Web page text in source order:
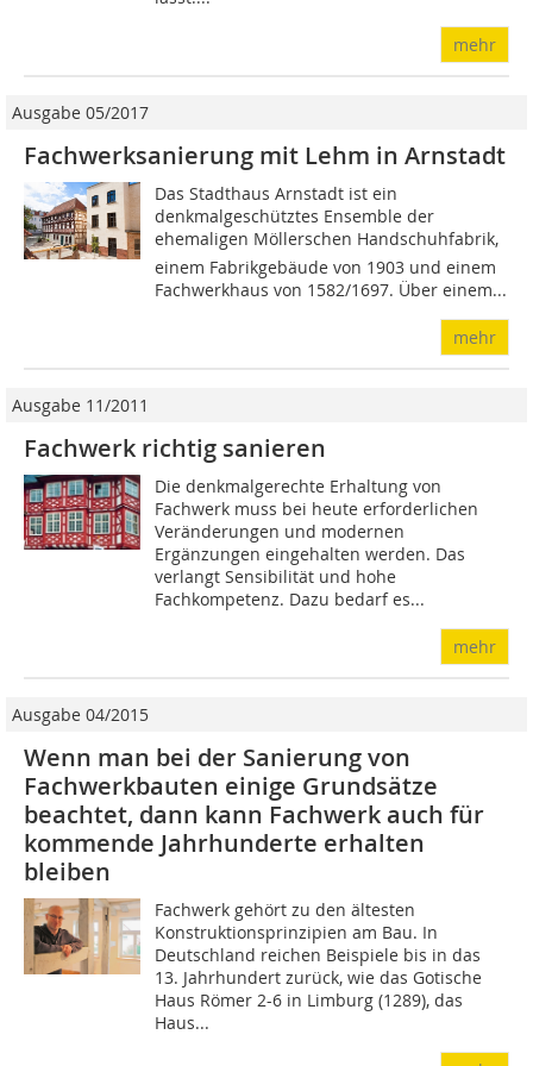
mehr
Ausgabe 05/2017
Fachwerksanierung mit Lehm in Arnstadt
Das Stadthaus Arnstadt ist ein
denkmalgeschütztes Ensemble der
ehemaligen Möllerschen Handschuhfabrik,
einem Fabrikgebäude von 1903 und einem
Fachwerkhaus von 1582/1697. Über einem...
mehr
Ausgabe 11/2011
Fachwerk richtig sanieren
Die denkmalgerechte Erhaltung von
Fachwerk muss bei heute erforderlichen
Veränderungen und modernen
Ergänzungen eingehalten werden. Das
verlangt Sensibilität und hohe
Fachkompetenz. Dazu bedarf es...
mehr
Ausgabe 04/2015
Wenn man bei der Sanierung von
Fachwerkbauten einige Grundsätze
beachtet, dann kann Fachwerk auch für
kommende Jahrhunderte erhalten
bleiben
Fachwerk gehört zu den ältesten
Konstruktionsprinzipien am Bau. In
Deutschland reichen Beispiele bis in das
13. Jahrhundert zurück, wie das Gotische
Haus Römer 2-6 in Limburg (1289), das
Haus...